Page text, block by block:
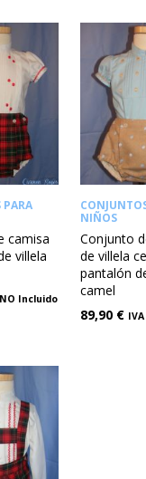
PARA
camisa
villela
Incluido
NIÑOS
Conjunto
de villela
pantalón
camel
89,90 €